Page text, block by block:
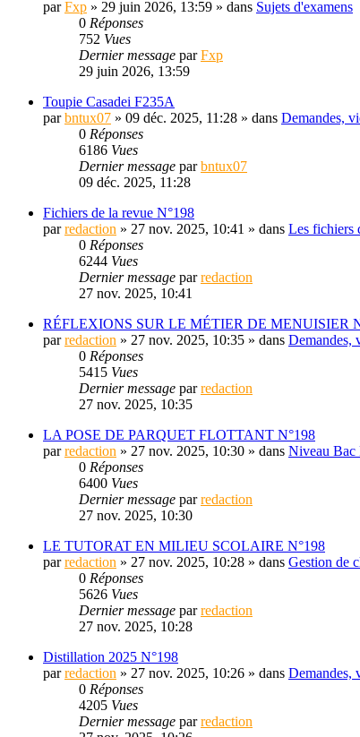
parFxp » 29 juin 2026, 13:59 » dans Sujets d'examens
0 Réponses
752 Vues
Dernier message parFxp
29 juin 2026, 13:59
Toupie Casadei F235A
parbntux07 » 09 déc. 2025, 11:28 » dans Demandes,
0 Réponses
6186 Vues
Dernier message parbntux07
09 déc. 2025, 11:28
Fichiers de la revue N°198
parredaction » 27 nov. 2025, 10:41 » dans Les fichiers
0 Réponses
6244 Vues
Dernier message parredaction
27 nov. 2025, 10:41
RÉFLEXIONS SUR LE MÉTIER DE MENUISIER
parredaction » 27 nov. 2025, 10:35 » dans Demandes,
0 Réponses
5415 Vues
Dernier message parredaction
27 nov. 2025, 10:35
LA POSE DE PARQUET FLOTTANT N°198
parredaction » 27 nov. 2025, 10:30 » dans Niveau Bac
0 Réponses
6400 Vues
Dernier message parredaction
27 nov. 2025, 10:30
LE TUTORAT EN MILIEU SCOLAIRE N°198
parredaction » 27 nov. 2025, 10:28 » dans Gestion de
0 Réponses
5626 Vues
Dernier message parredaction
27 nov. 2025, 10:28
Distillation 2025 N°198
parredaction » 27 nov. 2025, 10:26 » dans Demandes,
0 Réponses
4205 Vues
Dernier message parredaction